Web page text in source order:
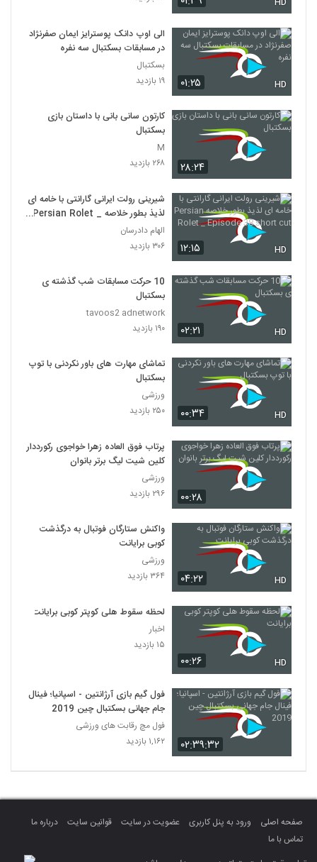
۰۱:۲۵ HD
الی اوپ دانک پوسترایز ایمان صفرنژاد
در مسابقات بسکتبال سه نفره
بسکتبال
۱۹ بازدید
۲۸:۲۴
کارتون سانی بانی با داستان بازی
بسکتبال
M
۲۶۸ بازدید
۱۲:۱۵ HD
شیرینی رولت ایرانی گارانتی با خامه ای
لذیذ بطور خلاصه Persian Rolet _
Episode 38 short cut
الهام دادرسان
۳۰۶ بازدید
۰۲:۲۱ HD
10 حرکت مسابقات شب گذشته ی
بسکتبال
tavoos2 adnetwork
۱۹۰ بازدید
۰۰:۳۴ HD
تماشای مهارت های باور نکردنی با توپ
بسکتبال
ورزشی
۲۵۰ بازدید
۰۰:۲۸
پرتاب فوق‌ العاده زهرا خواجوی رکورددار
کلین شیت لیگ برتر بانوان
ورزشی
۲۹۶ بازدید
۰۴:۲۲ HD
واکنش ستارگان فوتبال به درگذشت
کوبی برایانت
ورزشی
۳۶۴ بازدید
۰۰:۲۶ HD
لحظه سقوط هلی کوپتر کوبی برایانت
اخبار
۱۵ بازدید
۰۲:۳۹:۳۲
فول گیم بازی آرژانتین - اسپانیا؛ فینال
جام جهانی بسکتبال چین 2019
فول مچ رقابت های ورزشی
۱,۱۶۲ بازدید
صفحه اصلی ورود به پنل کاربری عضویت در سایت قوانین سایت
درباره ما
تماس با ما